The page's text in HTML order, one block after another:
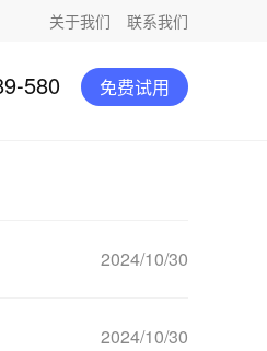
关于我们 联系我们
580 免费试用
2024/10/30
2024/10/30